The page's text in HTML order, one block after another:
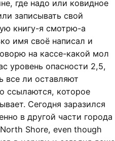
где надо или ковидное
записывать свой
книгу-я смотрю-а
имя своё написал и
на кассе-какой мол
уровень опасности 2,5,
все ли оставляют
ссылаются, которое
Сегодня заразился
в другой части города
Shore, even though